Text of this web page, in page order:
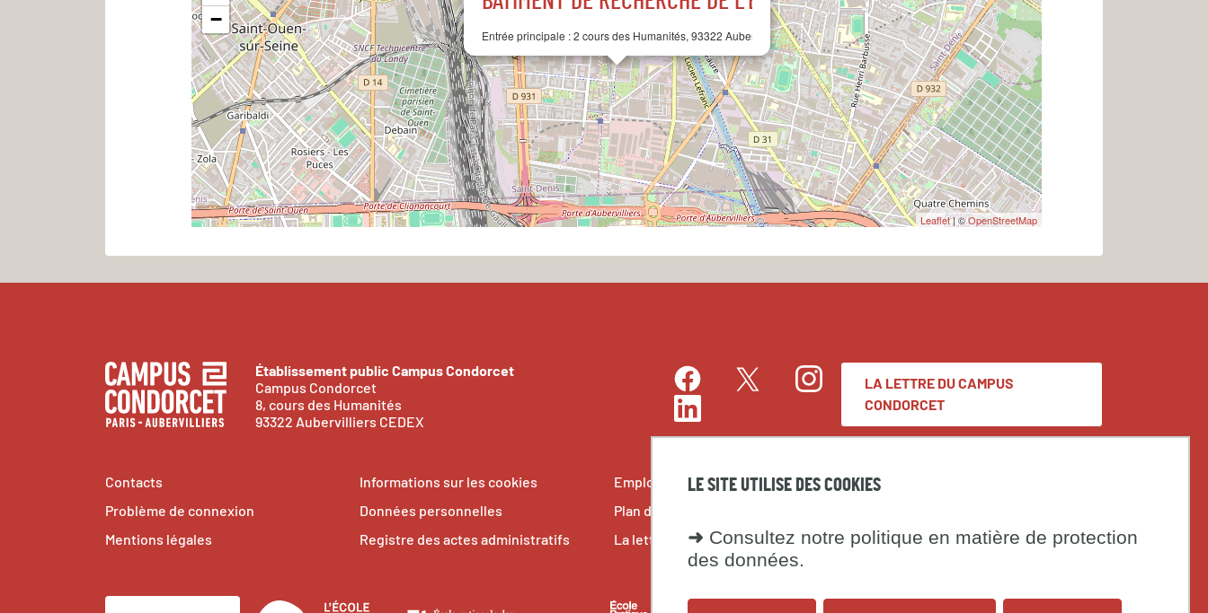
LE SITE UTILISE DES COOKIES
➜ Consultez notre politique en matière de protection
des données.
Entrée principale :2 cours des Humanités, 93322 Aubervilliers cedex
−
Leaflet| ©OpenStreetMap
Établissement public Campus Condorcet
Campus Condorcet
8, cours des Humanités
93322 Aubervilliers CEDEX
FacebookTwitter Instagram
LinkedIn
LA LETTRE DU CAMPUS
CONDORCET
Contacts
Problème de connexion
Mentions légales
Informations sur les cookies
Données personnelles
Registre des actes administratifs
Emplois et stages
Plan du site
La lettre du Campus Condorcet
Espace presse